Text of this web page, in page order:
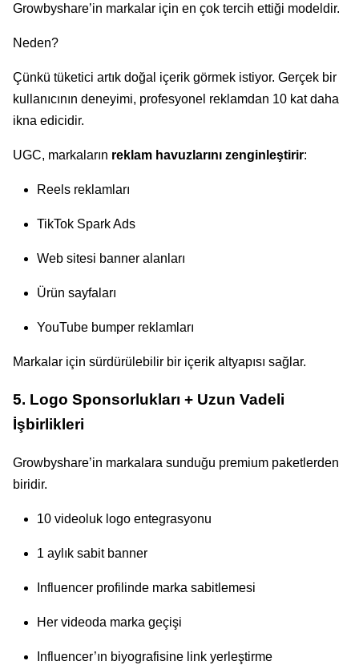
Growbyshare’in markalar için en çok tercih ettiği modeldir.
Neden?
Çünkü tüketici artık doğal içerik görmek istiyor. Gerçek bir
kullanıcının deneyimi, profesyonel reklamdan 10 kat daha
ikna edicidir.
UGC, markaların reklam havuzlarını zenginleştirir:
Reels reklamları
TikTok Spark Ads
Web sitesi banner alanları
Ürün sayfaları
YouTube bumper reklamları
Markalar için sürdürülebilir bir içerik altyapısı sağlar.
5. Logo Sponsorlukları + Uzun Vadeli
İşbirlikleri
Growbyshare’in markalara sunduğu premium paketlerden
biridir.
10 videoluk logo entegrasyonu
1 aylık sabit banner
Influencer profilinde marka sabitlemesi
Her videoda marka geçişi
Influencer’ın biyografisine link yerleştirme